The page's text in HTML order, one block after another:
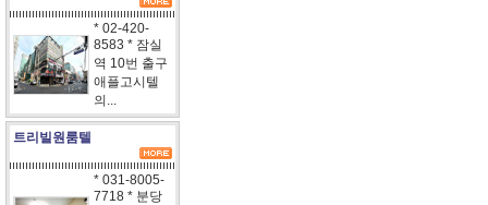
* 02-420-
8583 * 잠실
역 10번 출구
애플고시텔
의...
트리빌원룸텔
* 031-8005-
7718 * 분당